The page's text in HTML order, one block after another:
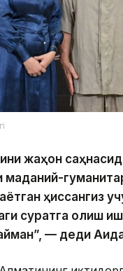
жаҳон
маданий-
ҳиссангиз
суратга олиш
— деди